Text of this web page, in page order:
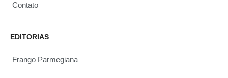
Contato
EDITORIAS
Frango Parmegiana